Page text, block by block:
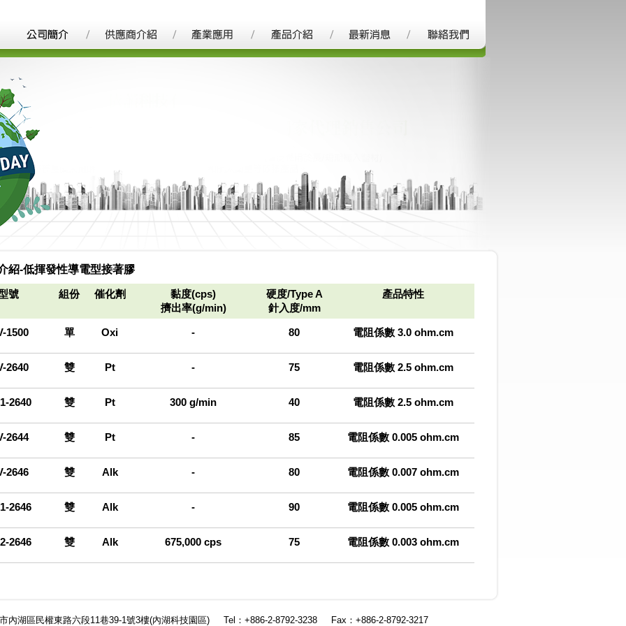
紹-低揮發性導電型接著膠
號 組份 催化劑
黏度(cps)
擠出率(g/min)
硬度/Type A
針入度/mm
產品特性
1500 單 Oxi - 80 電阻係數 3.0 ohm.cm
2640 雙 Pt - 75 電阻係數 2.5 ohm.cm
2640 雙 Pt 300 g/min 40 電阻係數 2.5 ohm.cm
2644 雙 Pt - 85 電阻係數 0.005 ohm.cm
2646 雙 Alk - 80 電阻係數 0.007 ohm.cm
2646 雙 Alk - 90 電阻係數 0.005 ohm.cm
2646 雙 Alk 675,000 cps 75 電阻係數 0.003 ohm.cm
內湖區民權東路六段11巷39-1號3樓(內湖科技園區) Tel：+886-2-8792-3238 Fax：+886-2-8792-3217